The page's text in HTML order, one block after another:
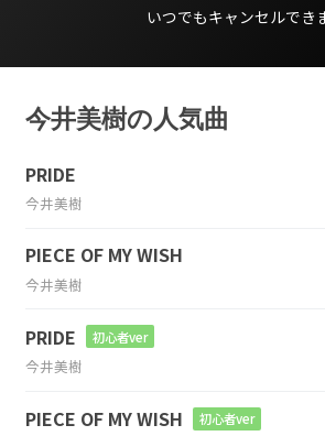
いつでもキャンセルでき
今井美樹の人気曲
PRIDE
今井美樹
PIECE OF MY WISH
今井美樹
PRIDE 初心者ver
今井美樹
PIECE OF MY WISH 初心者ver